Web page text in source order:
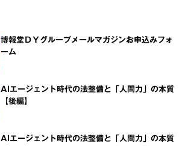
博報堂ＤＹグループメールマガジンお申込みフォ
ーム
AIエージェント時代の法整備と「人間力」の本質
【後編】
AIエージェント時代の法整備と「人間力」の本質